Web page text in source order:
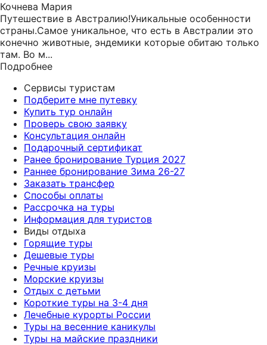
Кочнева Мария
Путешествие в Австралию!Уникальные особенности
страны.Самое уникальное, что есть в Австралии это
конечно животные, эндемики которые обитаю только
там. Во м...
Подробнее
Сервисы туристам
Подберите мне путевку
Купить тур онлайн
Проверь свою заявку
Консультация онлайн
Подарочный сертификат
Ранее бронирование Турция 2027
Раннее бронирование Зима 26-27
Заказать трансфер
Способы оплаты
Рассрочка на туры
Информация для туристов
Виды отдыха
Горящие туры
Дешевые туры
Речные круизы
Морские круизы
Отдых с детьми
Короткие туры на 3-4 дня
Лечебные курорты России
Туры на весенние каникулы
Туры на майские праздники